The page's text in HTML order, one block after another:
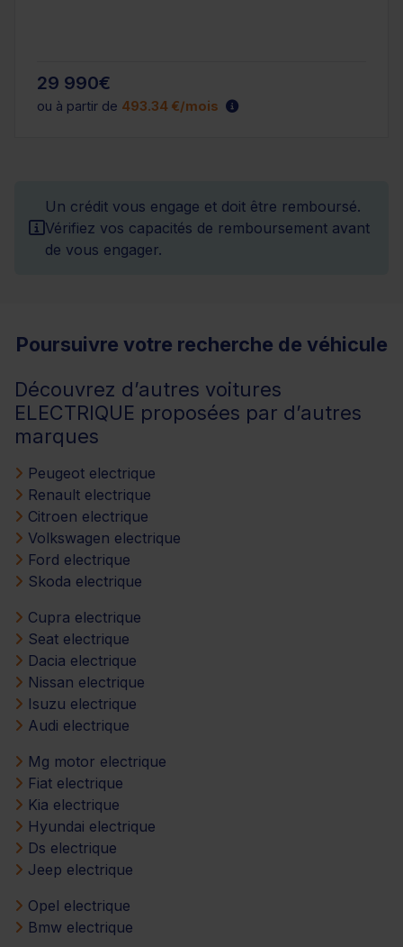
29 990€
ou à partir de 493.34 €/mois
Un crédit vous engage et doit être remboursé.
Vérifiez vos capacités de remboursement avant
de vous engager.
Poursuivre votre recherche de véhicule
Découvrez d’autres voitures
ELECTRIQUE proposées par d’autres
marques
Peugeot electrique
Renault electrique
Citroen electrique
Volkswagen electrique
Ford electrique
Skoda electrique
Cupra electrique
Seat electrique
Dacia electrique
Nissan electrique
Isuzu electrique
Audi electrique
Mg motor electrique
Fiat electrique
Kia electrique
Hyundai electrique
Ds electrique
Jeep electrique
Opel electrique
Bmw electrique